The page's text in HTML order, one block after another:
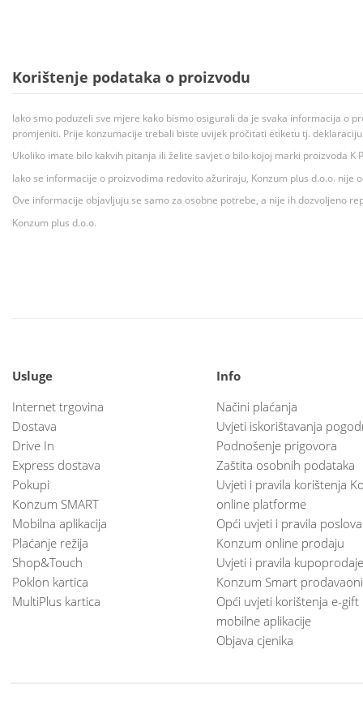
Korištenje podataka o proizvodu
Iako smo poduzeli sve mjere kako bismo osigurali da je svaka informacija o
promjeniti. Prije konzumacije trebali biste uvijek pročitati etiketu tj.
Ukoliko imate bilo kakvih pitanja ili želite savjet o bilo kojoj marki proizvoda
Iako se informacije o proizvodima redovito ažuriraju, Konzum plus d.o.o.
Ove informacije objavljuju se samo za osobne potrebe, a nije ih dozvoljeno
Konzum plus d.o.o.
Usluge
Internet trgovina
Dostava
Drive In
Express dostava
Pokupi
Konzum SMART
Mobilna aplikacija
Plaćanje režija
Shop&Touch
Poklon kartica
MultiPlus kartica
Info
Načini plaćanja
Uvjeti iskorištavanja
Podnošenje prigovora
Zaštita osobnih podataka
Uvjeti i pravila korištenja
online platforme
Opći uvjeti i pravila
Konzum online prodaju
Uvjeti i pravila
Konzum Smart
Opći uvjeti korištenja e-gift
mobilne aplikacije
Objava cjenika